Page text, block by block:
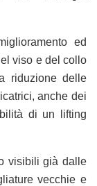
ed
viso e del collo
riduzione delle
anche dei
di un lifting
visibili già dalle
vecchie e